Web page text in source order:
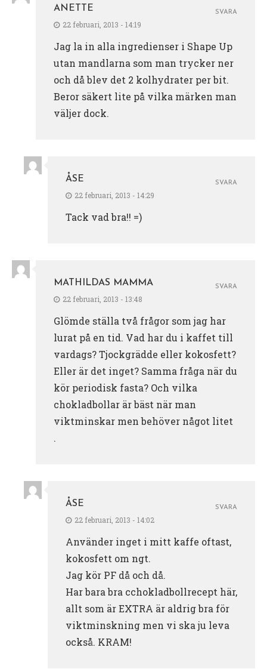
ANETTE
22 februari, 2013 - 14:19
Jag la in alla ingredienser i Shape Up
utan mandlarna som man trycker ner
och då blev det 2 kolhydrater per bit.
Beror säkert lite på vilka märken man
väljer dock.
SVARA
ÅSE
22 februari, 2013 - 14:29
Tack vad bra!! =)
SVARA
MATHILDAS MAMMA
22 februari, 2013 - 13:48
Glömde ställa två frågor som jag har
lurat på en tid. Vad har du i kaffet till
vardags? Tjockgrädde eller kokosfett?
Eller är det inget? Samma fråga när du
kör periodisk fasta? Och vilka
chokladbollar är bäst när man
viktminskar men behöver något litet
.
SVARA
ÅSE
22 februari, 2013 - 14:02
Använder inget i mitt kaffe oftast,
kokosfett om ngt.
Jag kör PF då och då.
Har bara bra cchokladbollrecept här,
allt som är EXTRA är aldrig bra för
viktminskning men vi ska ju leva
också. KRAM!
SVARA